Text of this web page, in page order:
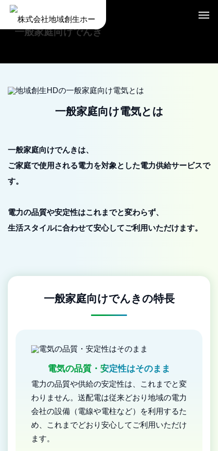
一般家庭向けでんき
一般家庭向け電気とは
一般家庭向けでんきは、
ご家庭で使用される電力を対象とした電力供給サービスで
す。
電力の品質や安定性はこれまでと変わらず、
生活スタイルに合わせて安心してご利用いただけます。
一般家庭向けでんきの特長
電気の品質・安定性はそのまま
電力の品質や供給の安定性は、これまでと変
わりません。送配電は従来どおり地域の電力
会社の設備（電線や電柱など）を利用するた
め、これまでどおり安心してご利用いただけ
ます。